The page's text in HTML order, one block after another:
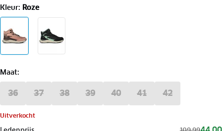
Kleur: Roze
Maat:
36 37 38 39 40 41 42
Uitverkocht